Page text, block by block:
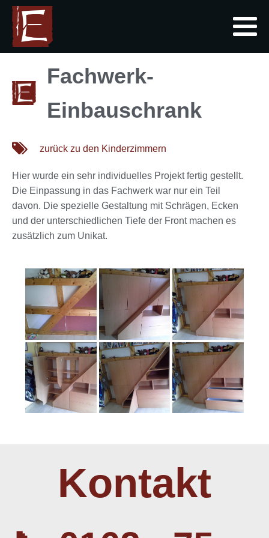
Fachwerk-
Einbauschrank
zurück zu den Kinderzimmern
Hier wurde ein sehr individuelles Projekt fertig gestellt.
Die Einpassung in das Fachwerk war nur ein Teil
davon. Die spezielle Gestaltung mit Schrägen, Ecken
und der unterschiedlichen Tiefe der Front machen es
zusätzlich zum Unikat.
Kontakt